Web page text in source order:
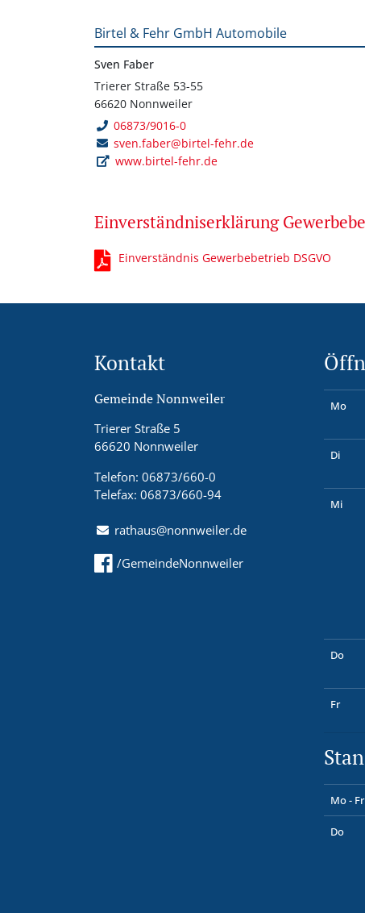
Birtel & Fehr GmbH Automobile
Sven Faber
Trierer Straße 53-55
66620 Nonnweiler
06873/9016-0
sven.faber@birtel-fehr.de
www.birtel-fehr.de
Einverständniserklärung
Einverständnis Gewerbebetrieb DSGVO
Kontakt
Gemeinde Nonnweiler
Trierer Straße 5
66620 Nonnweiler
Telefon: 06873/660-0
Telefax: 06873/660-94
rathaus@nonnweiler.de
/GemeindeNonnweiler
Mo
Di
Mi
Do
Fr
Mo - Fr
Do